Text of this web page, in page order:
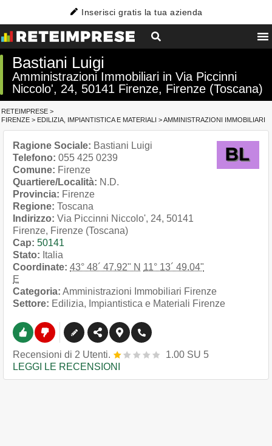
Inserisci gratis la tua azienda
Bastiani Luigi
Amministrazioni Immobiliari in Via Piccinni
Niccolo', 24, 50141 Firenze, Firenze (Toscana)
RETEIMPRESE >
FIRENZE > EDILIZIA, IMPIANTISTICA E MATERIALI >AMMINISTRAZIONI IMMOBILIARI
Ragione Sociale: Bastiani Luigi
Telefono: 055 425 0239
Comune: Firenze
Quartiere/Località: N.D.
Provincia: Firenze
Regione: Toscana
Indirizzo: Via Piccinni Niccolo', 24, 50141
Firenze, Firenze (Toscana)
Cap: 50141
Stato: Italia
Coordinate: 43° 48´ 47.92" N 11° 13´ 49.04"
E
Categoria: Amministrazioni Immobiliari Firenze
Settore: Edilizia, Impiantistica e Materiali Firenze
Recensioni di 2 Utenti. 1.00 SU 5
LEGGI LE RECENSIONI